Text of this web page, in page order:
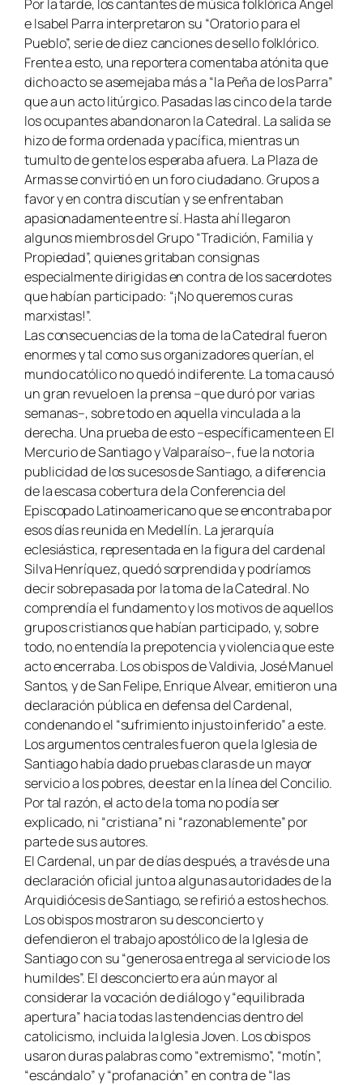
Por la tarde, los cantantes de música folklórica Ángel
e Isabel Parra interpretaron su “Oratorio para el
Pueblo”, serie de diez canciones de sello folklórico.
Frente a esto, una reportera comentaba atónita que
dicho acto se asemejaba más a “la Peña de los Parra”
que a un acto litúrgico. Pasadas las cinco de la tarde
los ocupantes abandonaron la Catedral. La salida se
hizo de forma ordenada y pacífica, mientras un
tumulto de gente los esperaba afuera. La Plaza de
Armas se convirtió en un foro ciudadano. Grupos a
favor y en contra discutían y se enfrentaban
apasionadamente entre sí. Hasta ahí llegaron
algunos miembros del Grupo “Tradición, Familia y
Propiedad”, quienes gritaban consignas
especialmente dirigidas en contra de los sacerdotes
que habían participado: “¡No queremos curas
marxistas!”.
Las consecuencias de la toma de la Catedral fueron
enormes y tal como sus organizadores querían, el
mundo católico no quedó indiferente. La toma causó
un gran revuelo en la prensa –que duró por varias
semanas–, sobre todo en aquella vinculada a la
derecha. Una prueba de esto –específicamente en El
Mercurio de Santiago y Valparaíso–, fue la notoria
publicidad de los sucesos de Santiago, a diferencia
de la escasa cobertura de la Conferencia del
Episcopado Latinoamericano que se encontraba por
esos días reunida en Medellín. La jerarquía
eclesiástica, representada en la figura del cardenal
Silva Henríquez, quedó sorprendida y podríamos
decir sobrepasada por la toma de la Catedral. No
comprendía el fundamento y los motivos de aquellos
grupos cristianos que habían participado, y, sobre
todo, no entendía la prepotencia y violencia que este
acto encerraba. Los obispos de Valdivia, José Manuel
Santos, y de San Felipe, Enrique Alvear, emitieron una
declaración pública en defensa del Cardenal,
condenando el “sufrimiento injusto inferido” a este.
Los argumentos centrales fueron que la Iglesia de
Santiago había dado pruebas claras de un mayor
servicio a los pobres, de estar en la línea del Concilio.
Por tal razón, el acto de la toma no podía ser
explicado, ni “cristiana” ni “razonablemente” por
parte de sus autores.
El Cardenal, un par de días después, a través de una
declaración oficial junto a algunas autoridades de la
Arquidiócesis de Santiago, se refirió a estos hechos.
Los obispos mostraron su desconcierto y
defendieron el trabajo apostólico de la Iglesia de
Santiago con su “generosa entrega al servicio de los
humildes”. El desconcierto era aún mayor al
considerar la vocación de diálogo y “equilibrada
apertura” hacia todas las tendencias dentro del
catolicismo, incluida la Iglesia Joven. Los obispos
usaron duras palabras como “extremismo”, “motín”,
“escándalo” y “profanación” en contra de “las